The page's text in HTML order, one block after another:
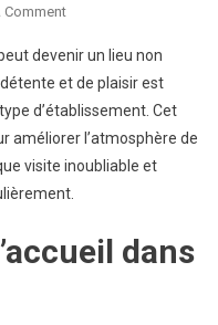
CommentOn
Une
Atmosphère
Chaleureuse
Et
Accueillante
Dans
Boulangerie
devenir un lieu non
et de plaisir est
d’établissement. Cet
améliorer l’atmosphère de
visite inoubliable et
dans